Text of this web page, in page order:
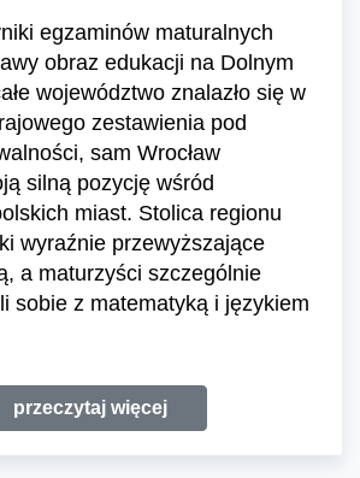
egzaminów maturalnych
obraz edukacji na Dolnym
województwo znalazło się w
zestawienia pod
sam Wrocław
silną pozycję wśród
miast. Stolica regionu
wyraźnie przewyższające
a maturzyści szczególnie
sobie z matematyką i językiem
przeczytaj więcej